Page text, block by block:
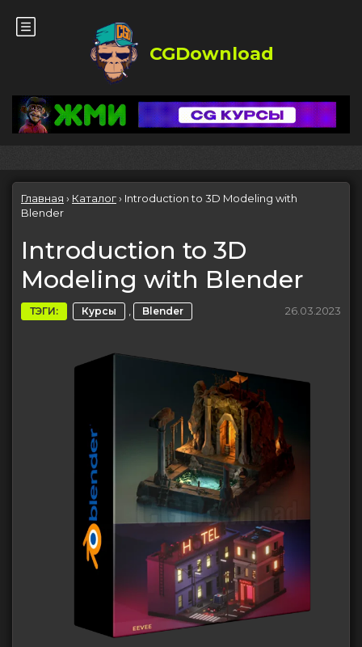
CGDownload
Главная › Каталог› Introduction to 3D Modeling with
Blender
Introduction to 3D
Modeling with Blender
ТЭГИ: Курсы , Blender 26.03.2023